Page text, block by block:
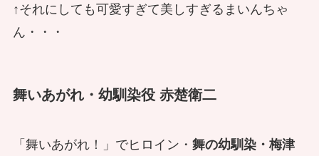
↑それにしても可愛すぎて美しすぎるまいんちゃ
ん・・・
舞いあがれ・幼馴染役 赤楚衛二
「舞いあがれ！」でヒロイン・ 舞の幼馴染・梅津